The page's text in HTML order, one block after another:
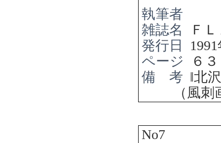
執筆者
雑誌名
Ｆ
発行日
1991
ページ
６３
備 考 ‖北
（風
No7